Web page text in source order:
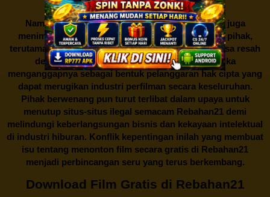
Namun, seperti halnya cerita manis,Rebahan21juga
menimbulkan kontroversi di industri film. Banyak pihak,
terutama produsen film dan pemilik hak cipta, merasa resah
dengan maraknya situs-situs seperti ini. Mereka
menganggapnya sebagai bentuk pelanggaran hak cipta yang
dapat merugikan industri perfilman secara keseluruhan.
Pihak berwenang pun turut terlibat dalam upaya untuk
menutup situs-situs ilegal semacam Rebahan21 demi
melindungi keberlangsungan bisnis dan kekayaan intelektual
di industri hiburan. Konflik kepentingan inilah yang membuat
isu tentang menonton film secara gratis di Rebahan21
menjadi perbincangan seru yang terus berkembang.
Download Film Gratis di Rebahan21